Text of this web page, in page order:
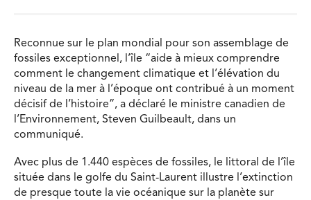
Reconnue sur le plan mondial pour son assemblage de
fossiles exceptionnel, l’île “aide à mieux comprendre
comment le changement climatique et l’élévation du
niveau de la mer à l’époque ont contribué à un moment
décisif de l’histoire”, a déclaré le ministre canadien de
l’Environnement, Steven Guilbeault, dans un
communiqué.
Avec plus de 1.440 espèces de fossiles, le littoral de l’île
située dans le golfe du Saint-Laurent illustre l’extinction
de presque toute la vie océanique sur la planète sur